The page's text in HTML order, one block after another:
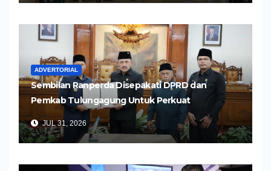
ADVERTORIAL
Sembilan Ranperda Disepakati DPRD dan
Pemkab Tulungagung Untuk Perkuat
Pembangunan Daerah
JUL 31, 2026